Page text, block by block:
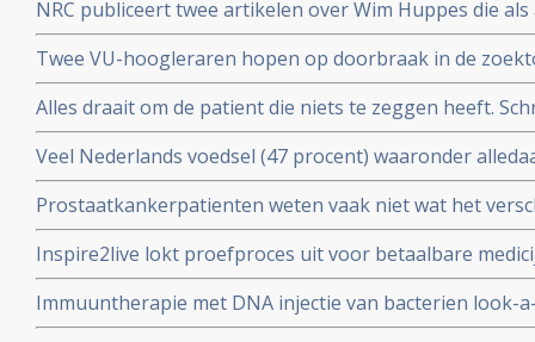
NRC publiceert twee artikelen over Wim Huppes die
alternatieve genezer patienten blijft behandelen met
Twee VU-hoogleraren hopen op doorbraak in de
tegen depressie, adhd of autisme, aldus artikel in de
Alles draait om de patient die niets te zeggen heeft.
Parool
Veel Nederlands voedsel (47 procent) waaronder
cornflakes, pasta en hagelslag is besmet met minerale
kanker veroorzaken.
Prostaatkankerpatienten weten vaak niet wat het
behandelingsopties voor hun eigen situatie met niet
realiseren zich onvoldoende wat de verschillende
zijn
Inspire2live lokt proefproces uit voor betaalbare
patentrecht: wat gaat voor?
Immuuntherapie met DNA injectie van bacterien look-
melanomen geeft uitstekende resultaten in